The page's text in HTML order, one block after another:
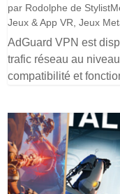
par Rodolphe de
Jeux & App VR ,Jeux
AdGuard VPN est
trafic réseau au
compatibilité et